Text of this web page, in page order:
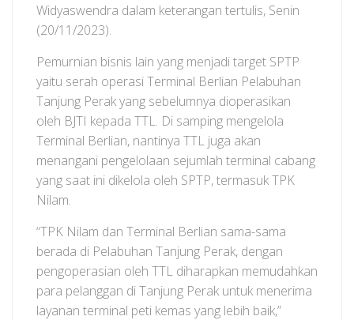
Widyaswendra dalam keterangan tertulis, Senin
(20/11/2023).
Pemurnian bisnis lain yang menjadi target SPTP
yaitu serah operasi Terminal Berlian Pelabuhan
Tanjung Perak yang sebelumnya dioperasikan
oleh BJTI kepada TTL. Di samping mengelola
Terminal Berlian, nantinya TTL juga akan
menangani pengelolaan sejumlah terminal cabang
yang saat ini dikelola oleh SPTP, termasuk TPK
Nilam.
“TPK Nilam dan Terminal Berlian sama-sama
berada di Pelabuhan Tanjung Perak, dengan
pengoperasian oleh TTL diharapkan memudahkan
para pelanggan di Tanjung Perak untuk menerima
layanan terminal peti kemas yang lebih baik,”